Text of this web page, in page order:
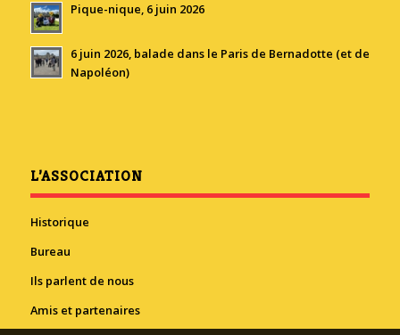
Pique-nique, 6 juin 2026
6 juin 2026, balade dans le Paris de Bernadotte (et de
Napoléon)
L’ASSOCIATION
Historique
Bureau
Ils parlent de nous
Amis et partenaires